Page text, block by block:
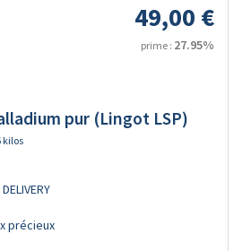
49,00 €
prime : 27.95%
pur (Lingot LSP)
kilos
précieux